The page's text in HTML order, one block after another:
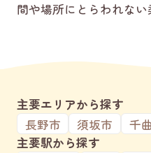
間や場所にとらわれない
主要エリアから探す
長野市
須坂市 千
主要駅から探す